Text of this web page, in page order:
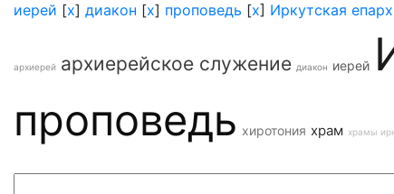
иерей [x] диакон [x] проповедь [x] Иркутская
архиерей архиерейское служение диакон иерей
проповедь хиротония храм храмы